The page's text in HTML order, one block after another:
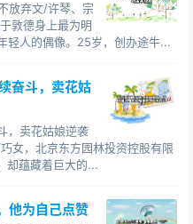
路德威克，以及老一代香
可是包玉刚却出人意料地
租给别人，租用者按月交
。一些同行见包玉刚这样
“初出茅庐的小傻瓜”！然
自己对于航运业务还不熟
持续、稳定地获得租金收
财的好机会。他买下金
放弃文/许琴、宗
敦德身上最为明
轻人的偶像。25岁，创办途牛...
奋斗，卖花姑
，卖花姑娘逆袭
女，北京东方园林投资控股有限
却蕴藏着巨大的...
他为自己点赞